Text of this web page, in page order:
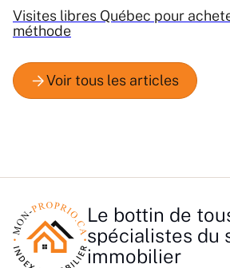
Visites libres Québec pour
méthode
Le bottin de
spécialistes du
immobilier